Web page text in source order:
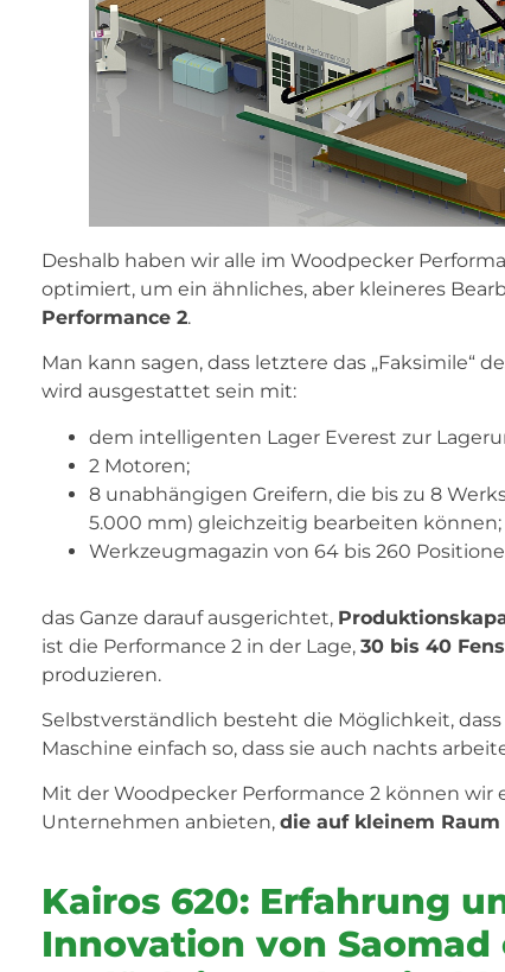
Deshalb haben wir alle im Woodpecker
optimiert, um ein ähnliches, aber kleineres
Performance 2.
Man kann sagen, dass letztere das „Faksimile“
wird ausgestattet sein mit:
dem intelligenten Lager Everest zur
2 Motoren;
8 unabhängigen Greifern, die bis zu 8
5.000 mm) gleichzeitig bearbeiten können;
Werkzeugmagazin von 64 bis 260
das Ganze darauf ausgerichtet,
ist die Performance 2 in der Lage, 30 bis 40
produzieren.
Selbstverständlich besteht die Möglichkeit,
Maschine einfach so, dass sie auch nachts
Mit der Woodpecker Performance 2 können
Unternehmen anbieten, die auf kleinem
Kairos 620: Erfahrung
Innovation von